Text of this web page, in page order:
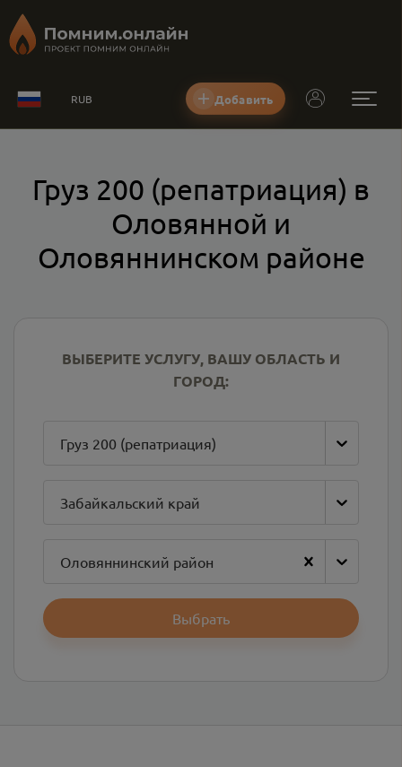
RUB Добавить
Груз 200 (репатриация) в
Оловянной и
Оловяннинском районе
ВЫБЕРИТЕ УСЛУГУ, ВАШУ ОБЛАСТЬ И
ГОРОД:
Груз 200 (репатриация)
Забайкальский край
Оловяннинский район
Выбрать